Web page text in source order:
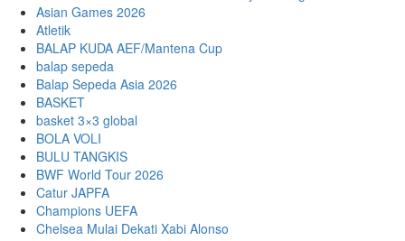
Asian Games 2026
Atletik
BALAP KUDA AEF/Mantena Cup
balap sepeda
Balap Sepeda Asia 2026
BASKET
basket 3×3 global
BOLA VOLI
BULU TANGKIS
BWF World Tour 2026
Catur JAPFA
Champions UEFA
Chelsea Mulai Dekati Xabi Alonso